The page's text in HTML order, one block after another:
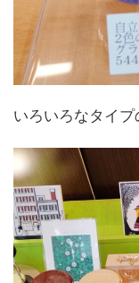
いろいろなタイプ